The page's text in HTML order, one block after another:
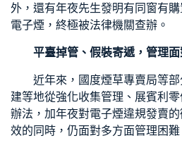
外，還有年夜先生發明有同窗有
電子煙，終極被法律機關查辦。
平臺掉管、假裝寄遞，管理
近年來，國度煙草專賣局等
建等地從強化收集管理、展賓利
辦法，加年夜對電子煙違規發賣
效的同時，仍面對多方面管理困難